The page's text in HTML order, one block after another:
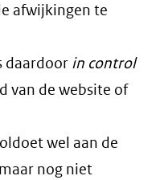
afwijkingen te
daardoor in control
van de website of
wel aan de
nog niet